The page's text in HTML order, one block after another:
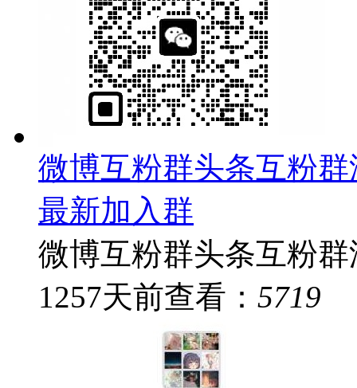
微博互粉群头条互粉
最新加入群
微博互粉群头条互粉
1257天前查看： 5719